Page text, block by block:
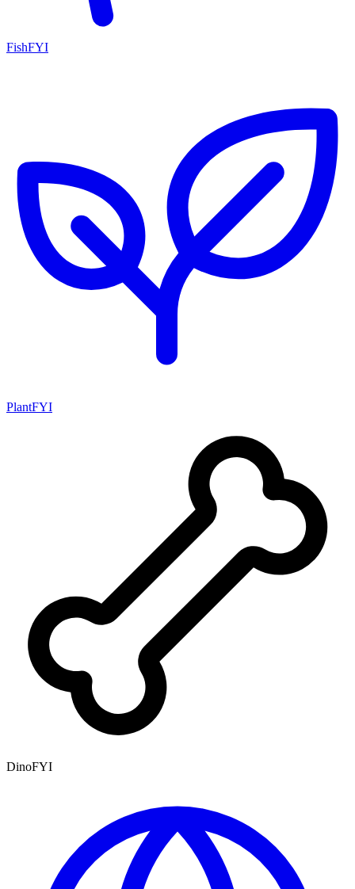
FishFYI
PlantFYI
DinoFYI